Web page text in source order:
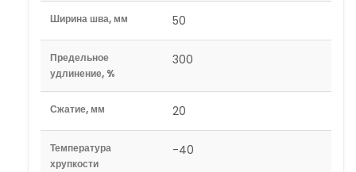
Ширина шва, мм 50
Предельное
удлинение, %
300
Сжатие, мм 20
Температура
хрупкости
-40